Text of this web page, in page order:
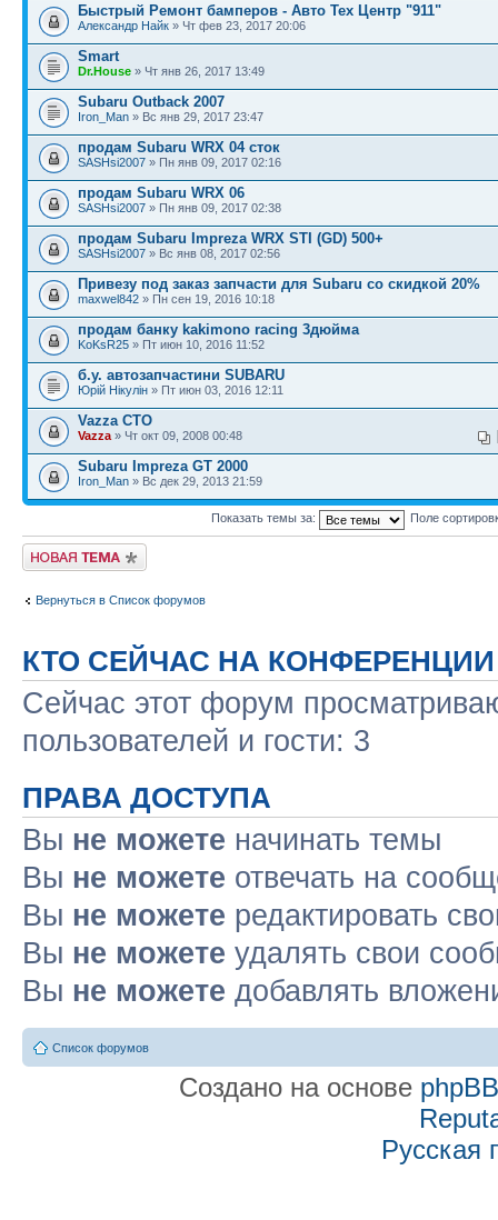
Быстрый Ремонт бамперов - Авто Тех Центр "911"
Александр Найк » Чт фев 23, 2017 20:06
Smart
Dr.House » Чт янв 26, 2017 13:49
Subaru Outback 2007
Iron_Man » Вс янв 29, 2017 23:47
продам Subaru WRX 04 сток
SASHsi2007 » Пн янв 09, 2017 02:16
продам Subaru WRX 06
SASHsi2007 » Пн янв 09, 2017 02:38
продам Subaru Impreza WRX STI (GD) 500+
SASHsi2007 » Вс янв 08, 2017 02:56
Привезу под заказ запчасти для Subaru со скидкой 20%
maxwel842 » Пн сен 19, 2016 10:18
продам банку kakimono racing 3дюйма
KoKsR25 » Пт июн 10, 2016 11:52
б.у. автозапчастини SUBARU
Юрій Нікулін » Пт июн 03, 2016 12:11
Vazza СТО
Vazza » Чт окт 09, 2008 00:48
Subaru Impreza GT 2000
Iron_Man » Вс дек 29, 2013 21:59
Показать темы за: Поле
Новая тема
Вернуться в Список форумов
КТО СЕЙЧАС НА КОНФЕРЕНЦИИ
Сейчас этот форум
пользователей и гости: 3
ПРАВА ДОСТУПА
Вы не можете начинать темы
Вы не можете отвечать на
Вы не можете редактировать
Вы не можете удалять свои
Вы не можете добавлять
Список форумов
Создано на основе phpBB
Русская